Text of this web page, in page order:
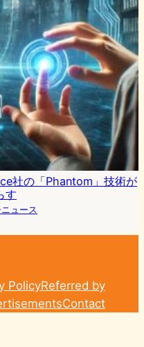
社の「Phantom」技術が
す
ュース
PolicyReferred by
Contact